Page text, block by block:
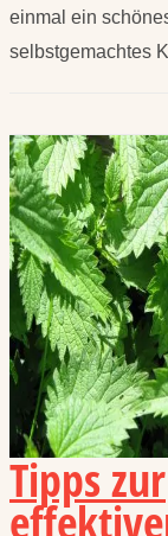
einmal ein
selbstgemachtes
Tipps zur